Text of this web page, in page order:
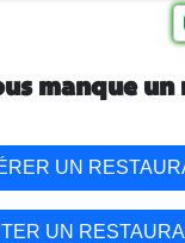
manque un
UN
UN